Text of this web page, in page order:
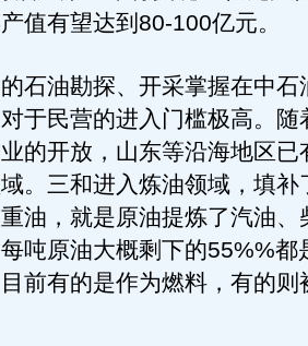
值有望达到80-100亿元。
油勘探、开采掌握在中石
于民营的进入门槛极高。随
的开放，山东等沿海地区已
。三和进入炼油领域，填补
油，就是原油提炼了汽油、
吨原油大概剩下的55%%都
前有的是作为燃料，有的则